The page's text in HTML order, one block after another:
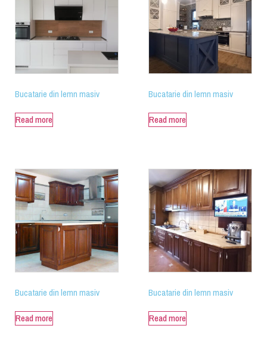
Bucatarie din lemn masiv
Read more
Bucatarie din lemn masiv
Read more
Bucatarie din lemn masiv
Read more
Bucatarie din lemn masiv
Read more